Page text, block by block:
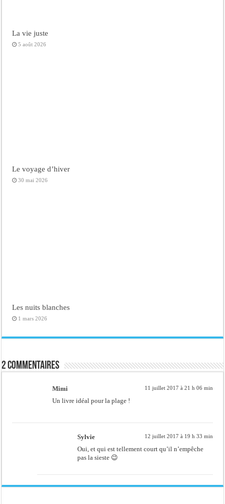
La vie juste
5 août 2026
Le voyage d’hiver
30 mai 2026
Les nuits blanches
1 mars 2026
2 commentaires
Mimi 11 juillet 2017 à 21 h 06 min
Un livre idéal pour la plage !
Sylvie 12 juillet 2017 à 19 h 33 min
Oui, et qui est tellement court qu’il n’empêche
pas la sieste 😉